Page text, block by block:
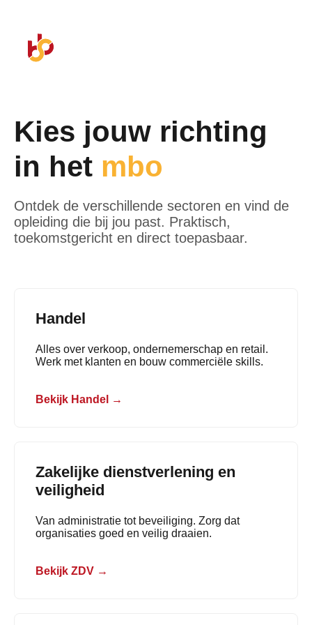
Kies jouw richting
in het mbo
Ontdek de verschillende sectoren en vind de
opleiding die bij jou past. Praktisch,
toekomstgericht en direct toepasbaar.
Handel
Alles over verkoop, ondernemerschap en retail.
Werk met klanten en bouw commerciële skills.
Bekijk Handel →
Zakelijke dienstverlening en
veiligheid
Van administratie tot beveiliging. Zorg dat
organisaties goed en veilig draaien.
Bekijk ZDV →